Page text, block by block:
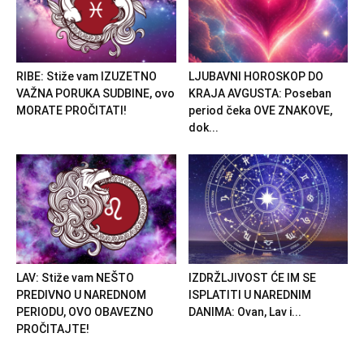
RIBE: Stiže vam IZUZETNO
VAŽNA PORUKA SUDBINE, ovo
MORATE PROČITATI!
LJUBAVNI HOROSKOP DO
KRAJA AVGUSTA: Poseban
period čeka OVE ZNAKOVE,
dok...
LAV: Stiže vam NEŠTO
PREDIVNO U NAREDNOM
PERIODU, OVO OBAVEZNO
PROČITAJTE!
IZDRŽLJIVOST ĆE IM SE
ISPLATITI U NAREDNIM
DANIMA: Ovan, Lav i...